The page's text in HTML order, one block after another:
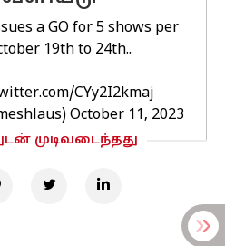
a GO for 5 shows per
19th to 24th..
CYy2I2kmaj
October 11, 2023
முடிவடைந்தது